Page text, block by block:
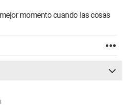
momento cuando las cosas